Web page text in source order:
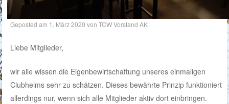
Geposted am 1. März 2020 vonTCW Vorstand AK
Liebe Mitglieder,
wir alle wissen die Eigenbewirtschaftung unseres einmaligen
Clubheims sehr zu schätzen. Dieses bewährte Prinzip funktioniert
allerdings nur, wenn sich alle Mitglieder aktiv dort einbringen.